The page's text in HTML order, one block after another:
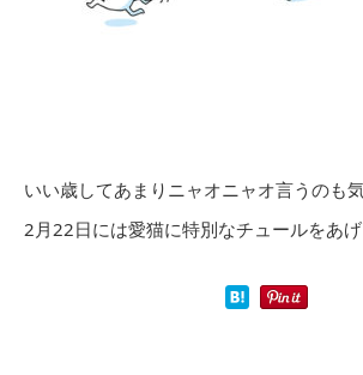
いい歳してあまりニャオニャオ言うのも
2月22日には愛猫に特別なチュールをあげ